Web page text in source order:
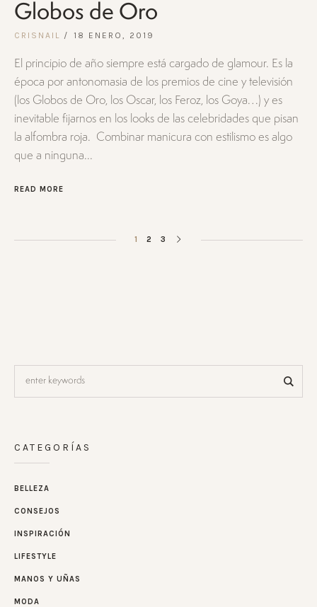
Globos de Oro
CRISNAIL 18 ENERO, 2019
El principio de año siempre está cargado de glamour. Es la
época por antonomasia de los premios de cine y televisión
(los Globos de Oro, los Oscar, los Feroz, los Goya…) y es
inevitable fijarnos en los looks de las celebridades que pisan
la alfombra roja. Combinar manicura con estilismo es algo
que a ninguna...
READ MORE
1 2 3
CATEGORÍAS
BELLEZA
CONSEJOS
INSPIRACIÓN
LIFESTYLE
MANOS Y UÑAS
MODA